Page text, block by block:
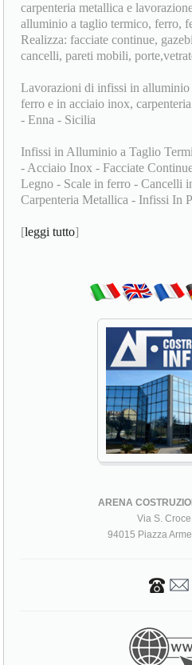
carpenteria metallica e
alluminio a taglio termico, ferro,
Realizza: facciate continue,
cancelli, pareti mobili,
Lavorazioni di infissi in
ferro e in acciaio inox,
- Enna - Sicilia
Infissi in Alluminio a Taglio
- Acciaio Inox - Facciate
Legno - Scale in ferro - Cancelli
Carpenteria Metallica - Infissi In
[leggi tutto]
ARENA
Via S.
94015 Piazza